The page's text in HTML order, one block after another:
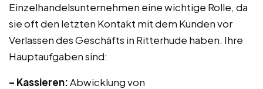
Einzelhandelsunternehmen eine wichtige Rolle, da
sie oft den letzten Kontakt mit dem Kunden vor
Verlassen des Geschäfts in Ritterhude haben. Ihre
Hauptaufgaben sind:
– Kassieren:Abwicklung von